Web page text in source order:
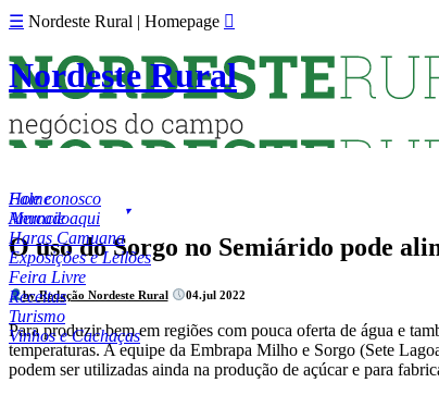
☰ Nordeste Rural | Homepage 
Nordeste Rural
Fale conosco
Anuncie aqui
Home
Mercado
Haras Camuana
Exposições e Leilões
Feira Livre
Receitas
Turismo
Vinhos e Cachaças
O uso do Sorgo no Semiárido pode
by Redação Nordeste Rural 04.jul 2022
Para produzir bem em regiões com pouca oferta de água e
temperaturas. A equipe da Embrapa Milho e Sorgo (Sete
podem ser utilizadas ainda na produção de açúcar e para